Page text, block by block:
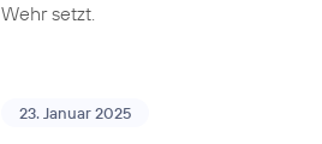
Wehr setzt.
23. Januar 2025